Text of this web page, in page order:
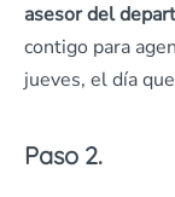
asesor del
contigo para
jueves, el día
Paso 2.